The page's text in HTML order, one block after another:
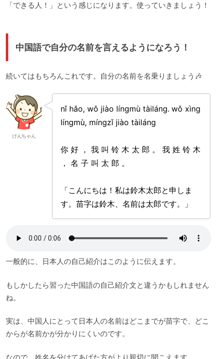
「できる人！」という感じになります。使っていきましょう！
中国語で自分の名前を言えるようになろう！
続いてはもちろんこれです。自分の名前を名乗りましょう🎶
けんちゃん
nǐ hǎo, wǒ jiào língmù tàiláng. wǒ xìng
língmù, míngzǐ jiào tàiláng
你 好 ， 我 叫 铃 木 太 郎 。 我 姓 铃 木
， 名 子 叫 太 郎 。
「こんにちは！私は鈴木太郎と申しま
す。苗字は鈴木、名前は太郎です。」
一般的に、日本人の自己紹介はこのように伝えます。
もしかしたら習った中国語の自己紹介文と違うかもしれません
ね。
実は、中国人にとって日本人の名前はどこまでが苗字で、どこ
からが名前かが分かりにくいのです。
なので、姓名を分けてあげた方がより親切に聞こえます。